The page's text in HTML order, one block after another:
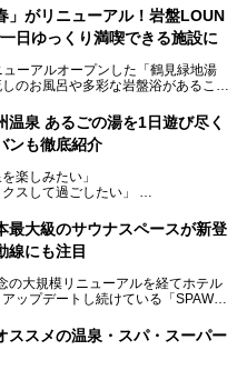
時を経て誕生した本施設は、温泉・
ットネス・ラウンジ・レストランなど
“水春”のイメージをさらに進化させ
会に参加し、館内のこだわりポイン
ウナや160cmの深水風呂、没入感の
最大の台数を誇る最新AIフィットネ
満載の館内を詳しくご紹介します。
」がリニューアル！岩盤LOUN
日ゆっくり満喫できる施設に
ーアルオープンした「鶴見緑地湯
のお風呂や多彩な岩盤浴があること
所”としてパワーアップしています。
、新たに登場した瞑想サウナをはじ
。日常の疲れを癒やしたい方はもち
ごしたい方にもぴったりの内容とな
ューアル後の注目ポイントを詳しく
鶴見緑地湯元水春」に訪れる方や、
温泉 あるごの湯を1日遊び尽く
ンも徹底紹介
楽しみたい」
スして過ごしたい」
あるごの湯」です。
中市にある日帰り温浴施設で、阪急
を中心に、発汗・リラックス・漫画
時間滞在型の施設なので、一日中ゆ
マンスも毎日行われており、“とと
しめるのもポイントです。
最大級のサウナスペースが新登
線にも注目
の大規模リニューアルを経てホテル
ップデートし続けている「SPAWO
年11月15日（土）に、新たな浴
容の大規模サウナを携えてリニュー
る4F・6Fそれぞれにリニューアル
ススメの温泉・スパ・スーパー